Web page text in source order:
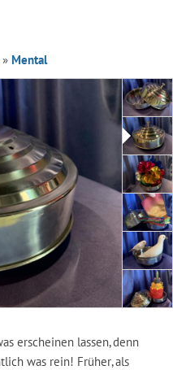
» Mental
erscheinen lassen, denn
was rein! Früher, als